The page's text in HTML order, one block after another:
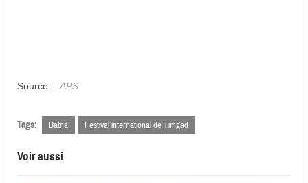
Source : APS
Tags: Batna Festival international de Timgad
Voir aussi